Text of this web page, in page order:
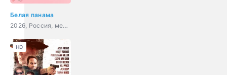
Белая панама
2026, Россия, мелодрама
HD